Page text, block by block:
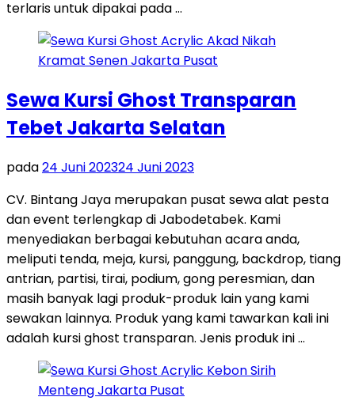
terlaris untuk dipakai pada …
Sewa Kursi Ghost Transparan
Tebet Jakarta Selatan
pada24 Juni 202324 Juni 2023
CV. Bintang Jaya merupakan pusat sewa alat pesta
dan event terlengkap di Jabodetabek. Kami
menyediakan berbagai kebutuhan acara anda,
meliputi tenda, meja, kursi, panggung, backdrop, tiang
antrian, partisi, tirai, podium, gong peresmian, dan
masih banyak lagi produk-produk lain yang kami
sewakan lainnya. Produk yang kami tawarkan kali ini
adalah kursi ghost transparan. Jenis produk ini …